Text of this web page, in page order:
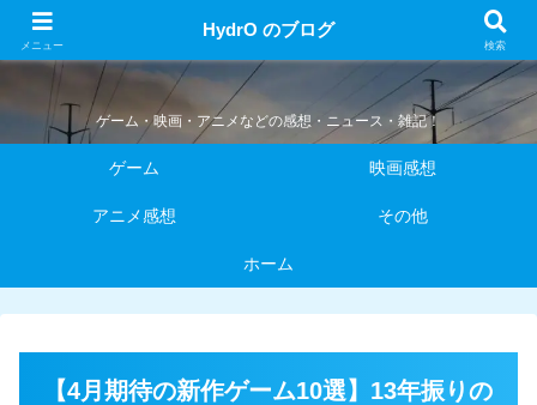
HydrO のブログ
ゲーム・映画・アニメなどの感想・ニュース・雑記！
ゲーム 映画感想
アニメ感想 その他
ホーム
【4月期待の新作ゲーム10選】13年振りの
メニュー
HydrO のブログ
検索